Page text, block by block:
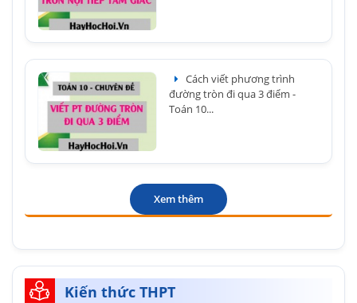
Cách viết phương trình
đường tròn đi qua 3 điểm -
Toán 10...
Xem thêm
Kiến thức THPT